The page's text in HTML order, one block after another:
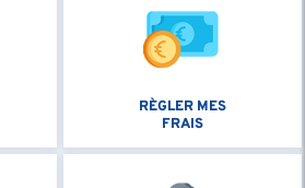
RÈGLER MES
FRAIS